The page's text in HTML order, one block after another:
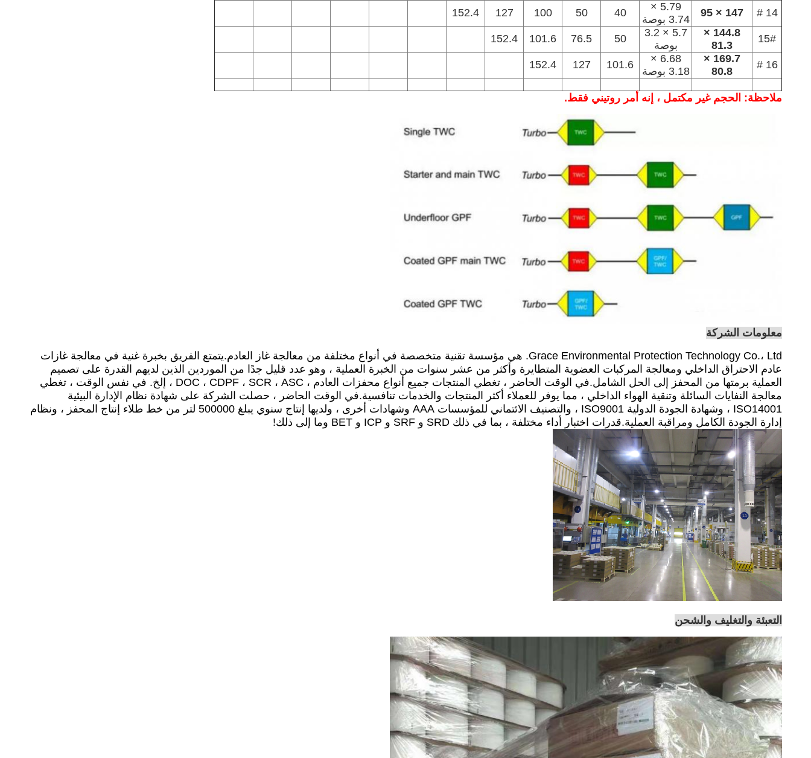
14 #
147 × 95
5.79 ×
3.74 بوصة
40
50
100
127
152.4
15#
144.8 ×
81.3
5.7 × 3.2
بوصة
50
76.5
101.6
152.4
16 #
169.7 ×
80.8
6.68 ×
3.18 بوصة
101.6
127
152.4
ملاحظة: الحجم غير مكتمل ، إنه أمر روتيني فقط.
معلومات الشركة
Grace Environmental Protection Technology Co.، Ltd. هي مؤسسة تقنية متخصصة في أنواع مختلفة من معالجة غاز العادم.يتمتع الفريق بخبرة غنية في معالجة غازات
عادم الاحتراق الداخلي ومعالجة المركبات العضوية المتطايرة وأكثر من عشر سنوات من الخبرة العملية ، وهو عدد قليل جدًا من الموردين الذين لديهم القدرة على تصميم
العملية برمتها من المحفز إلى الحل الشامل.في الوقت الحاضر ، تغطي المنتجات جميع أنواع محفزات العادم ، DOC ، CDPF ، SCR ، ASC ، إلخ. في نفس الوقت ، تغطي
معالجة النفايات السائلة وتنقية الهواء الداخلي ، مما يوفر للعملاء أكثر المنتجات والخدمات تنافسية.في الوقت الحاضر ، حصلت الشركة على شهادة نظام الإدارة البيئية
ISO14001 ، وشهادة الجودة الدولية ISO9001 ، والتصنيف الائتماني للمؤسسات AAA وشهادات أخرى ، ولديها إنتاج سنوي يبلغ 500000 لتر من خط طلاء إنتاج المحفز ، ونظام
إدارة الجودة الكامل ومراقبة العملية.قدرات اختبار أداء مختلفة ، بما في ذلك SRD و SRF و ICP و BET وما إلى ذلك!
التعبئة والتغليف والشحن